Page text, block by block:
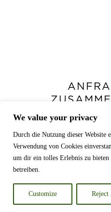
We value your privacy
Durch die Nutzung dieser Website
Verwendung von Cookies
um dir ein tolles Erlebnis zu bieten
betreiben.
Customize
Hast du ein
sichtbar
Impressum|